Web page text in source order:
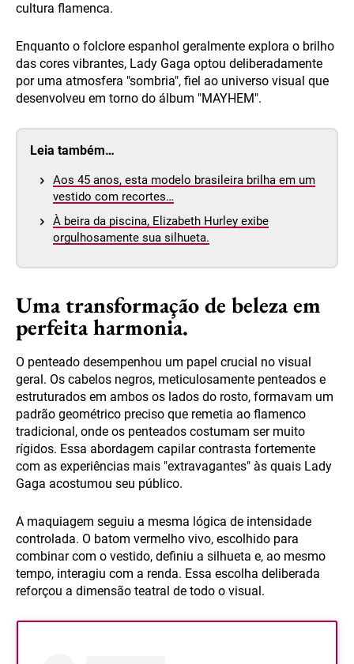
cultura flamenca.
Enquanto o folclore espanhol geralmente explora o brilho
das cores vibrantes, Lady Gaga optou deliberadamente
por uma atmosfera "sombria", fiel ao universo visual que
desenvolveu em torno do álbum "MAYHEM".
Leia também…
Aos 45 anos, esta modelo brasileira brilha em um
vestido com recortes…
À beira da piscina, Elizabeth Hurley exibe
orgulhosamente sua silhueta.
Uma transformação de beleza em
perfeita harmonia.
O penteado desempenhou um papel crucial no visual
geral. Os cabelos negros, meticulosamente penteados e
estruturados em ambos os lados do rosto, formavam um
padrão geométrico preciso que remetia ao flamenco
tradicional, onde os penteados costumam ser muito
rígidos. Essa abordagem capilar contrasta fortemente
com as experiências mais "extravagantes" às quais Lady
Gaga acostumou seu público.
A maquiagem seguiu a mesma lógica de intensidade
controlada. O batom vermelho vivo, escolhido para
combinar com o vestido, definiu a silhueta e, ao mesmo
tempo, interagiu com a renda. Essa escolha deliberada
reforçou a dimensão teatral de todo o visual.